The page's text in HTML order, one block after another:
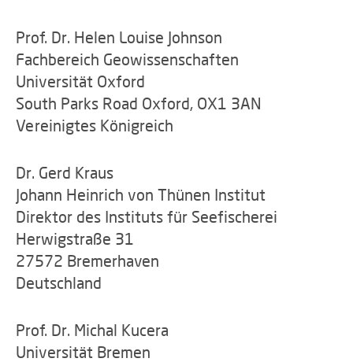
Prof. Dr. Helen Louise Johnson
Fachbereich Geowissenschaften
Universität Oxford
South Parks Road Oxford, OX1 3AN
Vereinigtes Königreich
Dr. Gerd Kraus
Johann Heinrich von Thünen Institut
Direktor des Instituts für Seefischerei
Herwigstraße 31
27572 Bremerhaven
Deutschland
Prof. Dr. Michal Kucera
Universität Bremen